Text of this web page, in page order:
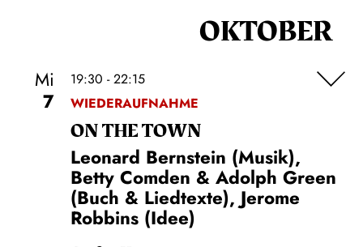
OKTOBER
Mi
7
19:30 - 22:15
WIEDERAUFNAHME
ON THE TOWN
Leonard Bernstein (Musik),
Betty Comden & Adolph Green
(Buch & Liedtexte), Jerome
Robbins (Idee)